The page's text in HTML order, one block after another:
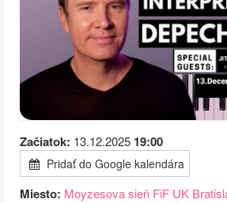
Začiatok: 13.12.2025 19:00
Pridať do Google kalendára
Miesto: Moyzesova sieň FiF UK